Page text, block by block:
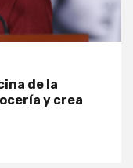
de la
y crea